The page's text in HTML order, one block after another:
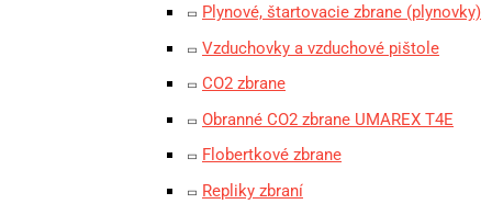
Plynové, štartovacie zbrane (plynovky)
Vzduchovky a vzduchové pištole
CO2 zbrane
Obranné CO2 zbrane UMAREX T4E
Flobertkové zbrane
Repliky zbraní